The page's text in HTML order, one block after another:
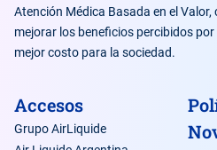
Atención Médica Basada en el Valor,
mejorar los beneficios percibidos por
mejor costo para la sociedad.
Accesos
Grupo AirLiquide